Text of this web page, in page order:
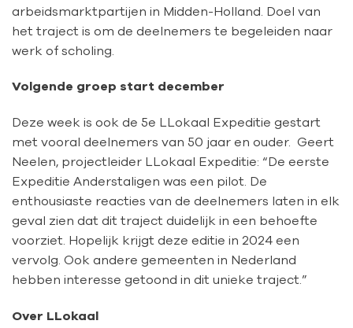
arbeidsmarktpartijen in Midden-Holland. Doel van
het traject is om de deelnemers te begeleiden naar
werk of scholing.
Volgende groep start december
Deze week is ook de 5e LLokaal Expeditie gestart
met vooral deelnemers van 50 jaar en ouder. Geert
Neelen, projectleider LLokaal Expeditie: “De eerste
Expeditie Anderstaligen was een pilot. De
enthousiaste reacties van de deelnemers laten in elk
geval zien dat dit traject duidelijk in een behoefte
voorziet. Hopelijk krijgt deze editie in 2024 een
vervolg. Ook andere gemeenten in Nederland
hebben interesse getoond in dit unieke traject.”
Over LLokaal